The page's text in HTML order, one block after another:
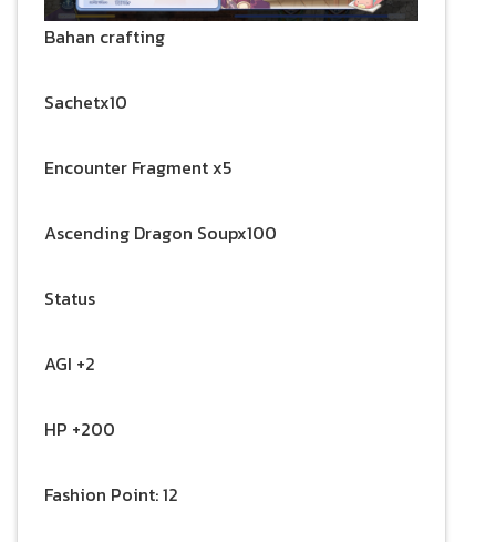
Bahan crafting
Sachetx10
Encounter Fragment x5
Ascending Dragon Soupx100
Status
AGI +2
HP +200
Fashion Point: 12